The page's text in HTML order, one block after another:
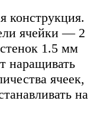
конструкция.
ячейки — 2
1.5 мм
наращивать
ячеек,
на